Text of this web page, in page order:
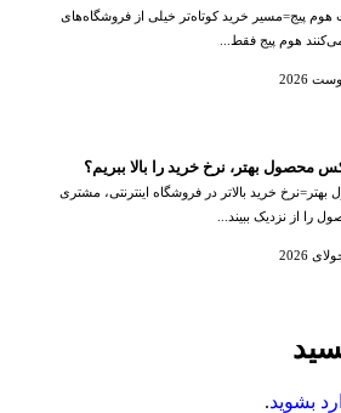
پیج=مسیر خرید کوتاه‌تر خیلی از فروشگاه‌های
هوم پیج فقط...
محصول بهتر، نرخ خرید را بالا ببریم؟
خرید بالاتر در فروشگاه اینترنتی، مشتری
را از نزدیک ببیند...
بشوید.